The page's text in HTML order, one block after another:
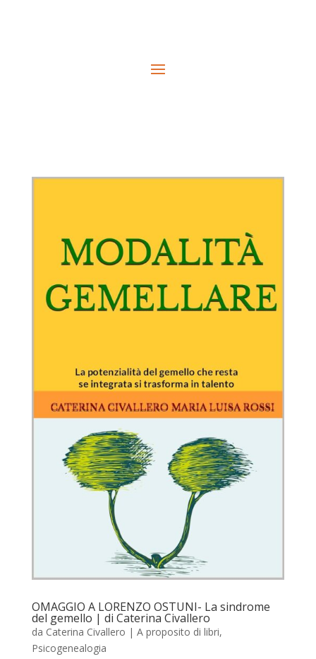
OMAGGIO A LORENZO OSTUNI- La sindrome
del gemello | di Caterina Civallero
da Caterina Civallero | A proposito di libri,
Psicogenealogia